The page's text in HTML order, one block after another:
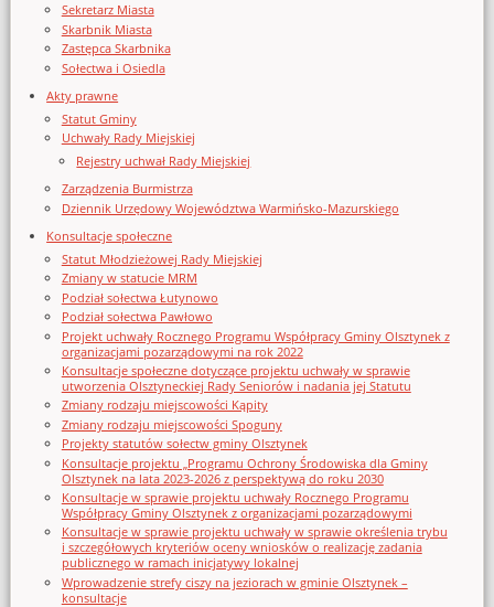
Sekretarz Miasta
Skarbnik Miasta
Zastępca Skarbnika
Sołectwa i Osiedla
Akty prawne
Statut Gminy
Uchwały Rady Miejskiej
Rejestry uchwał Rady Miejskiej
Zarządzenia Burmistrza
Dziennik Urzędowy Województwa Warmińsko-Mazurskiego
Konsultacje społeczne
Statut Młodzieżowej Rady Miejskiej
Zmiany w statucie MRM
Podział sołectwa Łutynowo
Podział sołectwa Pawłowo
Projekt uchwały Rocznego Programu Współpracy Gminy Olsztynek z
organizacjami pozarządowymi na rok 2022
Konsultacje społeczne dotyczące projektu uchwały w sprawie
utworzenia Olsztyneckiej Rady Seniorów i nadania jej Statutu
Zmiany rodzaju miejscowości Kąpity
Zmiany rodzaju miejscowości Spoguny
Projekty statutów sołectw gminy Olsztynek
Konsultacje projektu „Programu Ochrony Środowiska dla Gminy
Olsztynek na lata 2023-2026 z perspektywą do roku 2030
Konsultacje w sprawie projektu uchwały Rocznego Programu
Współpracy Gminy Olsztynek z organizacjami pozarządowymi
Konsultacje w sprawie projektu uchwały w sprawie określenia trybu
i szczegółowych kryteriów oceny wniosków o realizację zadania
publicznego w ramach inicjatywy lokalnej
Wprowadzenie strefy ciszy na jeziorach w gminie Olsztynek –
konsultacje